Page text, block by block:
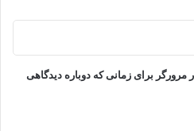
مرورگر برای زمانی که دوباره دیدگاهی